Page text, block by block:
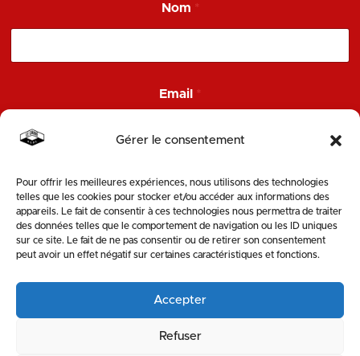
Gérer le consentement
Pour offrir les meilleures expériences, nous utilisons des technologies
telles que les cookies pour stocker et/ou accéder aux informations des
appareils. Le fait de consentir à ces technologies nous permettra de traiter
des données telles que le comportement de navigation ou les ID uniques
sur ce site. Le fait de ne pas consentir ou de retirer son consentement
peut avoir un effet négatif sur certaines caractéristiques et fonctions.
Accepter
Refuser
Nom *
m
a
l
o
m
Email *
ENVOYER
SUIVEZ-NOUS